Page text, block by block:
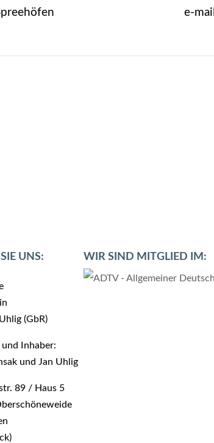
e-
UNS:
(GbR)
Inhaber:
und Jan Uhlig
89 / Haus 5
WIR SIND MITGLIED IM: